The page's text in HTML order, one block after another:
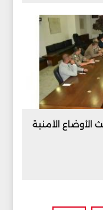
الأوضاع الأمنية